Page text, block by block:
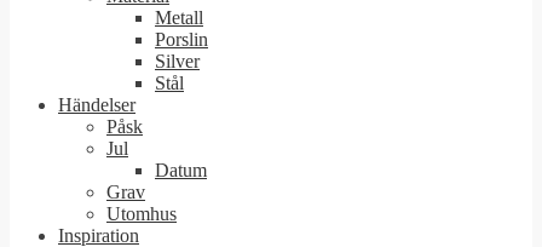
Metall
Porslin
Silver
Stål
Händelser
Påsk
Jul
Datum
Grav
Utomhus
Inspiration